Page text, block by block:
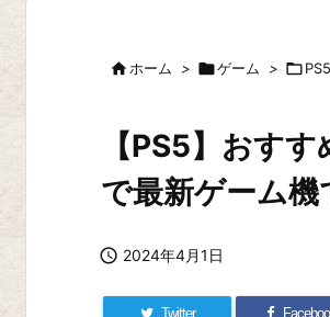
ホーム > ゲーム > PS5
【PS5】おす
で最新ゲーム
 2024年4月1日
Twitter